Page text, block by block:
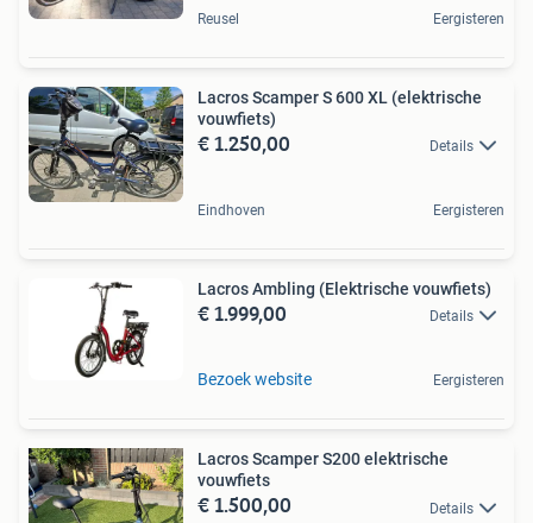
Reusel Eergisteren
Lacros Scamper S 600 XL (elektrische
vouwfiets)
€ 1.250,00 Details
Eindhoven Eergisteren
Lacros Ambling (Elektrische vouwfiets)
€ 1.999,00 Details
Bezoek website Eergisteren
Lacros Scamper S200 elektrische
vouwfiets
€ 1.500,00 Details